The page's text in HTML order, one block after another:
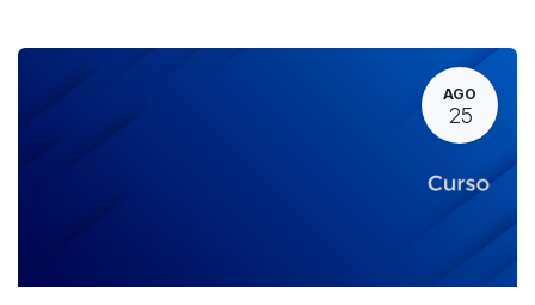
AGO
25